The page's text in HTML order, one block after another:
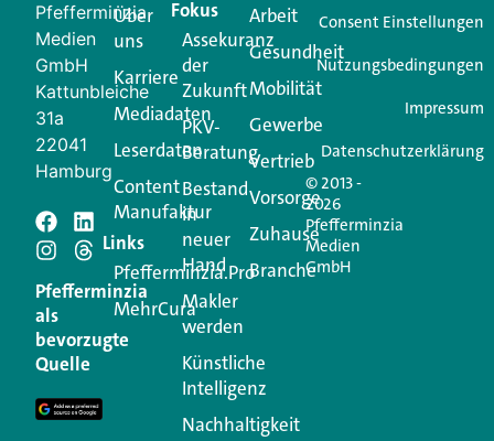
Ihren Vertriebsalltag leichter macht. Mit nur einem
Login.
Jetzt anmelden
Schreiben Sie einen
Kommentar
Ihre E-Mail-Adresse wird nicht veröffentlicht.
Erforderliche Felder sind mit
Kommentar
Pfefferminzia
Medien
GmbH
Kattunbleiche
31a
22041
Hamburg
Pfefferminzia
als
bevorzugte
Quelle
Über
uns
Karriere
Mediadaten
Leserdaten
Content
Manufaktur
Links
Pfefferminzia.Pro
MehrCura
Fokus
Assekuranz
der
Zukunft
PKV-
Beratung
Bestand
in
neuer
Hand
Makler
werden
Künstliche
Intelligenz
Nachhaltigkeit
Arbeit
Gesundheit
Mobilität
Gewerbe
Vertrieb
Vorsorge
Zuhause
Branche
© 2013 -
2026
Pfefferminzia
Medien
GmbH
Consent Einstellungen
Nutzungsbedingungen
Impressum
Datenschutzerklärung